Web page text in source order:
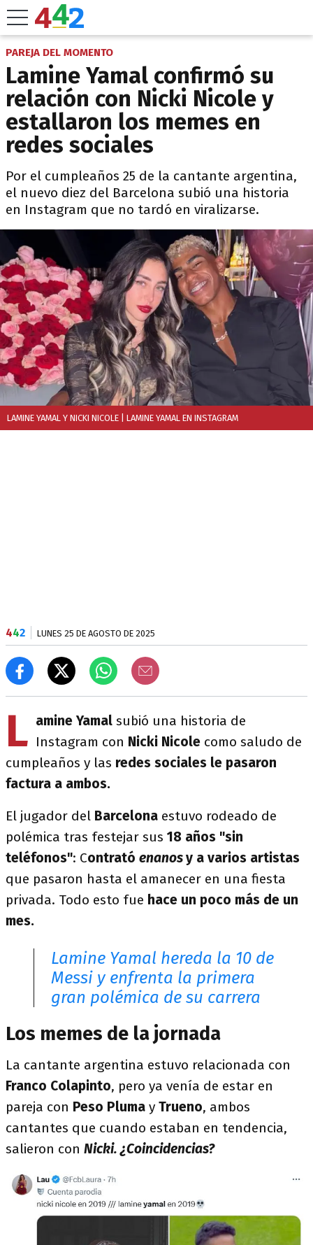
PAREJA DEL MOMENTO
Lamine Yamal confirmó su
relación con Nicki Nicole y
estallaron los memes en
redes sociales
Por el cumpleaños 25 de la cantante argentina,
el nuevo diez del Barcelona subió una historia
en Instagram que no tardó en viralizarse.
LAMINE YAMAL Y NICKI NICOLE | LAMINE YAMAL EN INSTAGRAM
442 LUNES 25 DE AGOSTO DE 2025
L amine Yamal subió una historia de
Instagram con Nicki Nicole como saludo de
cumpleaños y las redes sociales le pasaron
factura a ambos.
El jugador del Barcelona estuvo rodeado de
polémica tras festejar sus 18 años "sin
teléfonos": Contrató enanosy a varios artistas
que pasaron hasta el amanecer en una fiesta
privada. Todo esto fue hace un poco más de un
mes.
Lamine Yamal hereda la 10 de
Messi y enfrenta la primera
gran polémica de su carrera
Los memes de la jornada
La cantante argentina estuvo relacionada con
Franco Colapinto, pero ya venía de estar en
pareja con Peso Pluma y Trueno, ambos
cantantes que cuando estaban en tendencia,
salieron con Nicki. ¿Coincidencias?